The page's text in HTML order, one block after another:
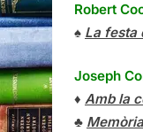
Robert
♠ La festa
Joseph
♦ Amb la
♣